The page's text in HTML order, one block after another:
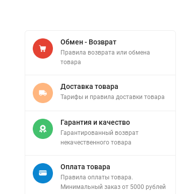
Обмен - Возврат
Правила возврата или обмена
товара
Доставка товара
Тарифы и правила доставки товара
Гарантия и качество
Гарантированный возврат
некачественного товара
Оплата товара
Правила оплаты товара.
Минимальный заказ от 5000 рублей